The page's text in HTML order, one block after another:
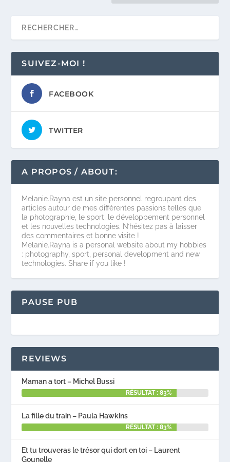
SUIVEZ-MOI !
FACEBOOK
TWITTER
A PROPOS / ABOUT:
Melanie.Rayna est un site personnel regroupant des
articles autour de mes différentes passions telles que
la photographie, le sport, le développement personnel
et les nouvelles technologies. N’hésitez pas à laisser
des commentaires et bonne visite !
Melanie.Rayna is a personal website about my hobbies
: photography, sport, personal development and new
technologies. Share if you like !
PAUSE PUB
REVIEWS
Maman a tort – Michel Bussi
RÉSULTAT : 83%
La fille du train – Paula Hawkins
RÉSULTAT : 83%
Et tu trouveras le trésor qui dort en toi – Laurent
Gounelle